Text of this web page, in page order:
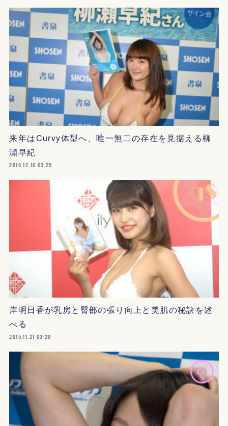
来年はCurvy体型へ、唯一無二の存在を見据える柳
瀬早紀
2016.12.16 03:25
岸明日香が乳房と臀部の張り向上と美肌の秘訣を述
べる
2015.11.21 03:20